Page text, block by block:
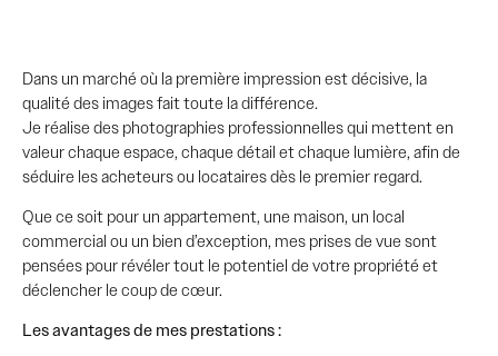
Dans un marché où la première impression est décisive, la
qualité des images fait toute la différence.
Je réalise des photographies professionnelles qui mettent en
valeur chaque espace, chaque détail et chaque lumière, afin de
séduire les acheteurs ou locataires dès le premier regard.
Que ce soit pour un appartement, une maison, un local
commercial ou un bien d’exception, mes prises de vue sont
pensées pour révéler tout le potentiel de votre propriété et
déclencher le coup de cœur.
Les avantages de mes prestations :